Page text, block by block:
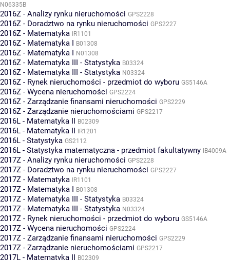
N06335B
2016Z - Analizy rynku nieruchomości GPS2228
2016Z - Doradztwo na rynku nieruchomości GPS2227
2016Z - Matematyka IR1101
2016Z - Matematyka I B01308
2016Z - Matematyka I N01308
2016Z - Matematyka III - Statystyka B03324
2016Z - Matematyka III - Statystyka N03324
2016Z - Rynek nieruchomości - przedmiot do wyboru GS5146A
2016Z - Wycena nieruchomości GPS2224
2016Z - Zarządzanie finansami nieruchomości GPS2229
2016Z - Zarządzanie nieruchomościami GPS2217
2016L - Matematyka II B02309
2016L - Matematyka II IR1201
2016L - Statystyka GS2112
2016L - Statystyka matematyczna - przedmiot fakultatywny IB4009A
2017Z - Analizy rynku nieruchomości GPS2228
2017Z - Doradztwo na rynku nieruchomości GPS2227
2017Z - Matematyka IR1101
2017Z - Matematyka I B01308
2017Z - Matematyka III - Statystyka B03324
2017Z - Matematyka III - Statystyka N03324
2017Z - Rynek nieruchomości - przedmiot do wyboru GS5146A
2017Z - Wycena nieruchomości GPS2224
2017Z - Zarządzanie finansami nieruchomości GPS2229
2017Z - Zarządzanie nieruchomościami GPS2217
2017L - Matematyka II B02309